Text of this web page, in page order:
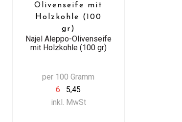
Olivenseife mit
Holzkohle (100
gr)
Najel Aleppo-Olivenseife
mit Holzkohle (100 gr)
per 100 Gramm
6
5,45
inkl. MwSt